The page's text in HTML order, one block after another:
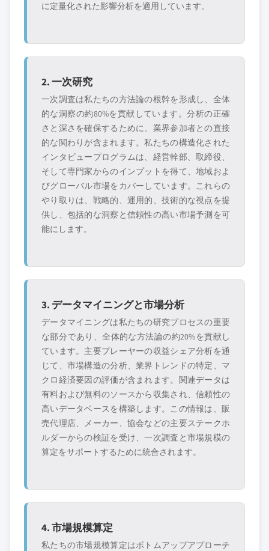
に定量化された影響分析を適用しています。
2. 一次研究
一次調査は私たちの方法論の根幹を形成し、全体
的な洞察の約80%を貢献しています。分析の正確
さと深さを確保するために、業界参加者との直接
的な関わりが含まれます。私たちの構造化された
インタビュープログラムは、経営幹部、取締役、
そして専門家からのインプットを得て、地域およ
びグローバル市場をカバーしています。これらの
やり取りは、戦略的、運用的、技術的な視点を提
供し、包括的な洞察と信頼性の高い市場予測を可
能にします。
3. データマイニングと市場分析
データマイニングは私たちの研究プロセスの重要
な部分であり、全体的な方法論の約20%を貢献し
ています。主要プレーヤーの収益シェア分析を通
じて、市場構造の分析、業界トレンドの特定、マ
クロ経済要因の評価が含まれます。関連データは
有料および無料のソースから収集され、信頼性の
高いデータベースを構築します。この情報は、販
売代理店、メーカー、協会などの主要ステークホ
ルダーからの検証を受け、一次調査と市場規模の
算定をサポートするために統合されます。
4. 市場規模算定
私たちの市場規模算定はボトムアップアプローチ